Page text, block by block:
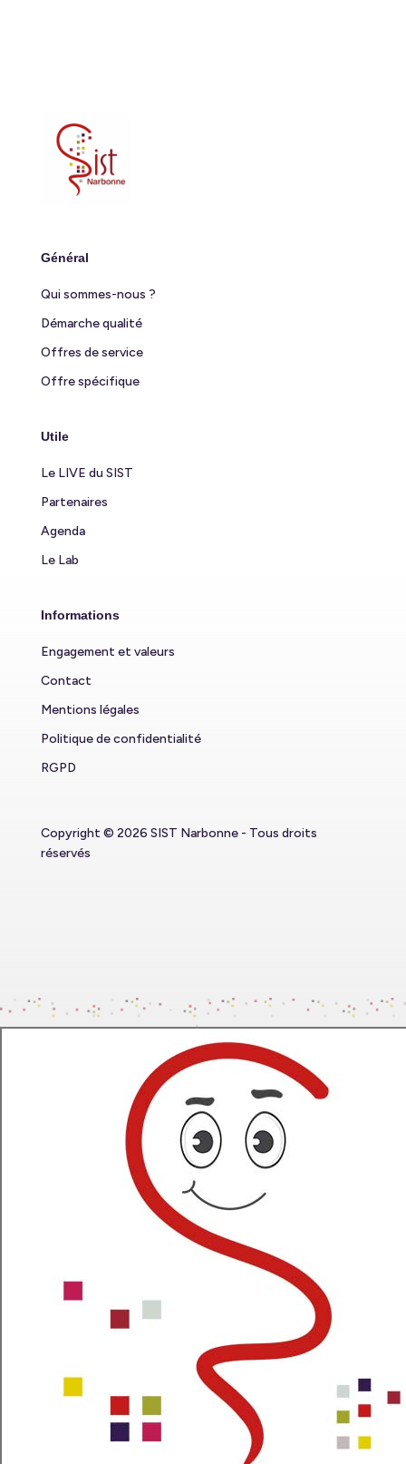
Général
Qui sommes-nous ?
Démarche qualité
Offres de service
Offre spécifique
Utile
Le LIVE du SIST
Partenaires
Agenda
Le Lab
Informations
Engagement et valeurs
Contact
Mentions légales
Politique de confidentialité
RGPD
Copyright © 2026 SIST Narbonne - Tous droits
réservés